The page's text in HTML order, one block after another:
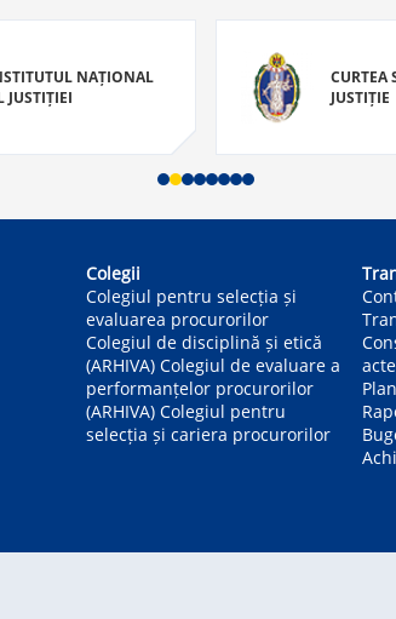
NAȚIONAL
JUSTIȚIEI
CURTEA
JUSTIȚIE
Colegii
Colegiul pentru selecția și
evaluarea procurorilor
Colegiul de disciplină și etică
(ARHIVA) Colegiul de evaluare a
performanțelor procurorilor
(ARHIVA) Colegiul pentru
selecția și cariera procurorilor